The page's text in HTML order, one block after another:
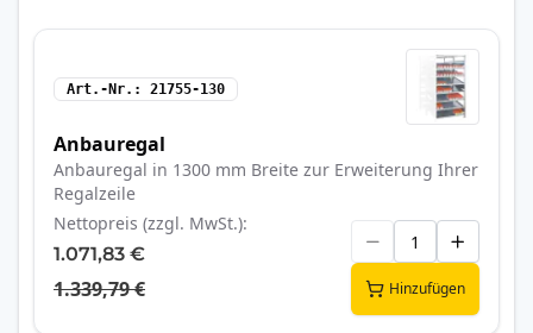
Art.-Nr. 21755-130
Anbauregal
Anbauregal in 1300 mm Breite zur Erweiterung Ihrer
Regalzeile
Nettopreis (zzgl. MwSt.)
1.071,83 €
1.339,79 € Hinzufügen